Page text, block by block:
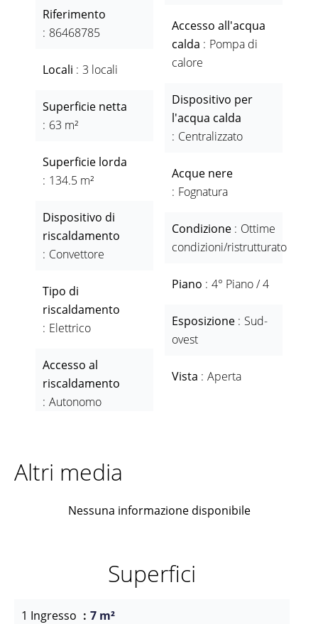
Riferimento
86468785
Locali 3 locali
Superficie netta
63 m²
Superficie lorda
134.5 m²
Dispositivo di
riscaldamento
Convettore
Tipo di
riscaldamento
Elettrico
Accesso al
riscaldamento
Autonomo
Accesso all'acqua
calda
Pompa di
calore
Dispositivo per
l'acqua calda
Centralizzato
Acque nere
Fognatura
Condizione
Ottime
condizioni/ristrutturato
Piano 4° Piano / 4
Esposizione
Sud-
ovest
Vista Aperta
Altri media
Nessuna informazione disponibile
Superfici
1 Ingresso 7 m²